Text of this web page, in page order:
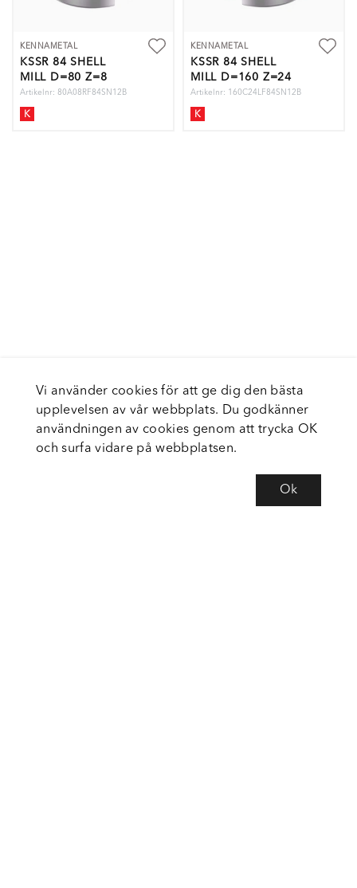
KENNAMETAL
KSSR 84 SHELL
MILL D=80 Z=8
Artikelnr: 80A08RF84SN12B
K
KENNAMETAL
KSSR 84 SHELL
MILL D=160 Z=24
Artikelnr: 160C24LF84SN12B
K
Vi använder cookies för att ge dig den bästa
upplevelsen av vår webbplats. Du godkänner
användningen av cookies genom att trycka OK
och surfa vidare på webbplatsen.
Ok